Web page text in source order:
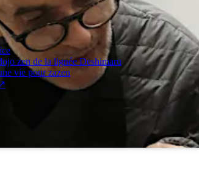
zen de la lignée Deshimaru
vie pour zazen